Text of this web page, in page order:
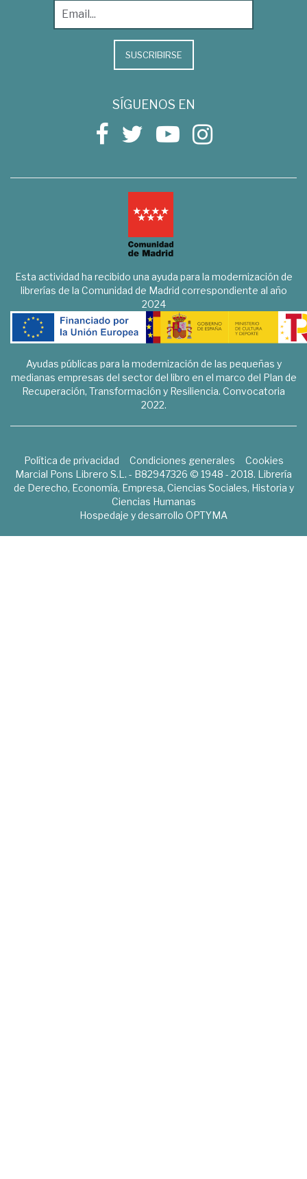
SUSCRIBIRSE
SÍGUENOS EN
Esta actividad ha recibido una ayuda para la modernización de
librerías de la Comunidad de Madrid correspondiente al año
2024
Ayudas públicas para la modernización de las pequeñas y
medianas empresas del sector del libro en el marco del Plan de
Recuperación, Transformación y Resiliencia. Convocatoria
2022.
Política de privacidad Condiciones generales
Cookies
Marcial Pons Librero S.L. - B82947326 © 1948 - 2018. Librería
de Derecho, Economía, Empresa, Ciencias Sociales, Historia y
Ciencias Humanas
Hospedaje y desarrollo OPTYMA